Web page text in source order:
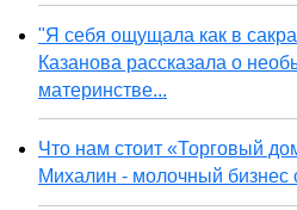
"Я себя ощущала как в
Казанова рассказала о
материнстве...
Что нам стоит «Торговый
Михалин - молочный бизнес